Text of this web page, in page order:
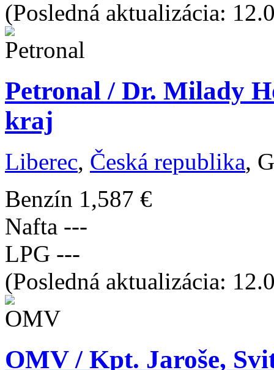
(Posledná aktualizácia:
Petronal / Dr. Milady
kraj
Liberec, Česká republika,
Benzín 1,587 €
Nafta ---
LPG ---
(Posledná aktualizácia:
OMV / Kpt. Jaroše,